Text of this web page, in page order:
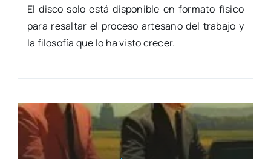
El dis­co solo está dis­po­ni­ble en for­ma­to físi­co
para resal­tar el pro­ce­so arte­sano del tra­ba­jo y
la filo­so­fía que lo ha vis­to cre­cer.